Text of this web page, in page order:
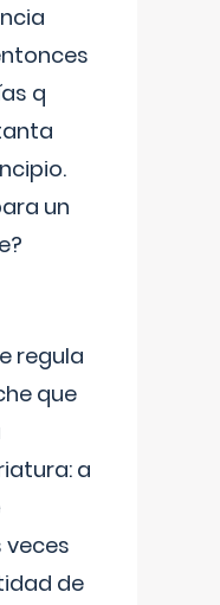
q
un
regula
que
a
de